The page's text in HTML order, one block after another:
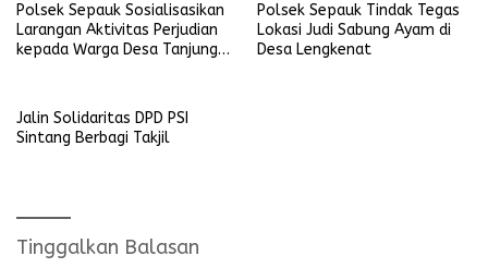
Polsek Sepauk Sosialisasikan
Larangan Aktivitas Perjudian
kepada Warga Desa Tanjung
Polsek Sepauk Tindak Tegas
Lokasi Judi Sabung Ayam di
Desa Lengkenat
Jalin Solidaritas DPD PSI
Sintang Berbagi Takjil
Tinggalkan Balasan